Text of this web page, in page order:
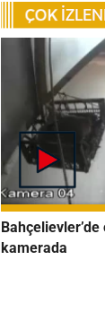
kamerada